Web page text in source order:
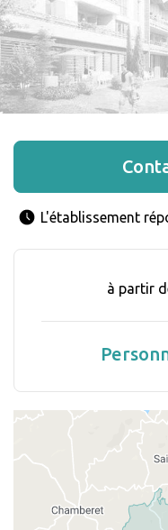
L'établissement
à partir